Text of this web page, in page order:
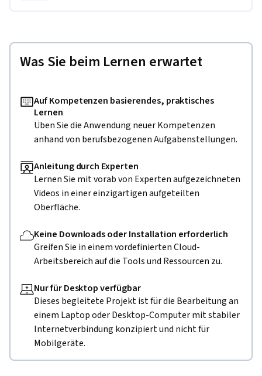
Was Sie beim Lernen erwartet
Auf Kompetenzen basierendes, praktisches
Lernen
Üben Sie die Anwendung neuer Kompetenzen
anhand von berufsbezogenen Aufgabenstellungen.
Anleitung durch Experten
Lernen Sie mit vorab von Experten aufgezeichneten
Videos in einer einzigartigen aufgeteilten
Oberfläche.
Keine Downloads oder Installation erforderlich
Greifen Sie in einem vordefinierten Cloud-
Arbeitsbereich auf die Tools und Ressourcen zu.
Nur für Desktop verfügbar
Dieses begleitete Projekt ist für die Bearbeitung an
einem Laptop oder Desktop-Computer mit stabiler
Internetverbindung konzipiert und nicht für
Mobilgeräte.